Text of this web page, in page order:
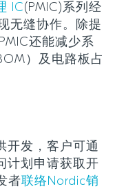
IC(PMIC)系列经
无缝协作。除提
还能减少系
）及电路板占
开发，客户可通
计划申请获取开
者联络Nordic销